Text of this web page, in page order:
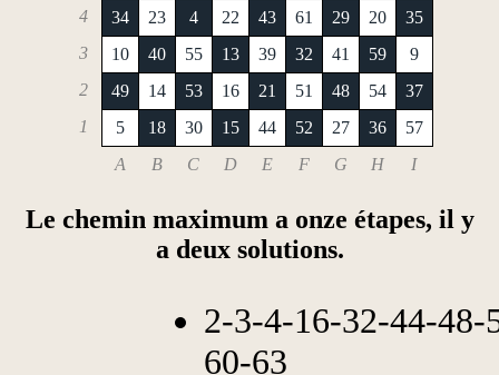
4
34 23 4 22 43 61 29 20
35
3
10 40 55 13 39 32 41 59
9
2
49 14 53 16 21 51 48 54
37
1
5 18 30 15 44 52 27 36
57
A
B C D E F G H I
Le chemin maximum a onze étapes, il y
a deux solutions.
2-3-4-16-32-44-48-
60-63